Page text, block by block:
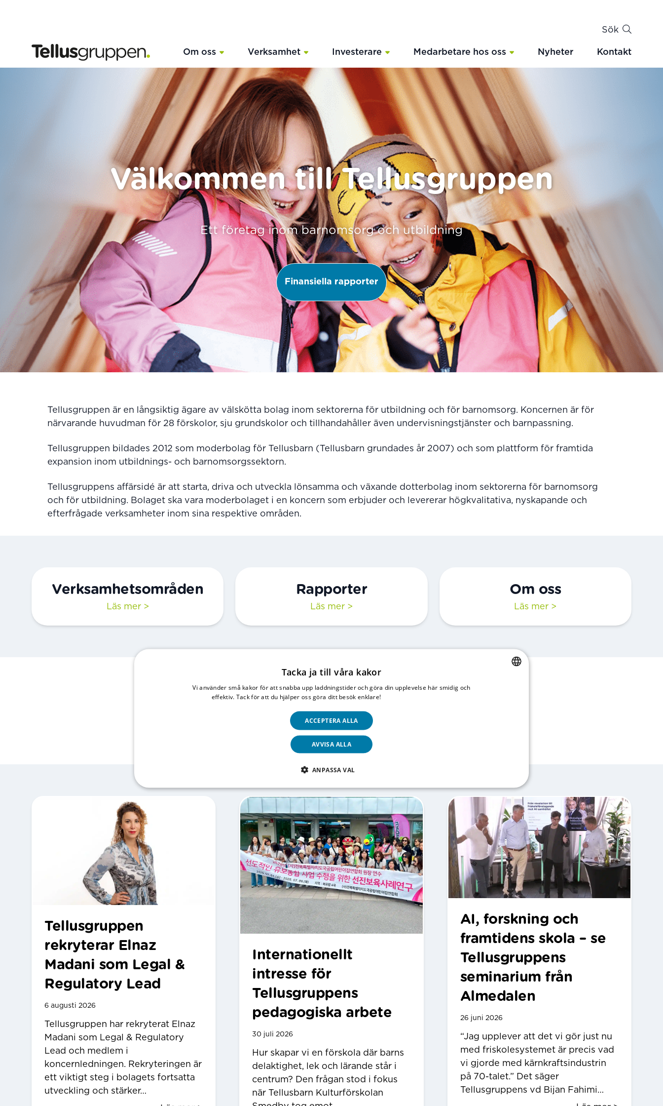
Sök
Hoppa till innehåll
Tellusgruppen Om oss Verksamhet Investerare Medarbetare hos oss Nyheter Kontakt
Välkommen till Tellusgruppen
Ett företag inom barnomsorg och utbildning
Finansiella rapporter
Tellusgruppen är en långsiktig ägare av välskötta bolag inom sektorerna för utbildning och för barnomsorg. Koncernen är för
närvarande huvudman för 28 förskolor, sju grundskolor och tillhandahåller även undervisningstjänster och barnpassning.
Tellusgruppen bildades 2012 som moderbolag för Tellusbarn (Tellusbarn grundades år 2007) och som plattform för framtida
expansion inom utbildnings- och barnomsorgssektorn.
Tellusgruppens affärsidé är att starta, driva och utveckla lönsamma och växande dotterbolag inom sektorerna för barnomsorg
och för utbildning. Bolaget ska vara moderbolaget i en koncern som erbjuder och levererar högkvalitativa, nyskapande och
efterfrågade verksamheter inom sina respektive områden.
Verksamhets­områden
Läs mer >
Rapporter
Läs mer >
Om oss
Läs mer >
Nyckeltal
Tellusgruppen
rekryterar Elnaz
Madani som Legal &
Regulatory Lead
6 augusti 2026
Tellusgruppen har rekryterat Elnaz
Madani som Legal & Regulatory
Lead och medlem i
koncernledningen. Rekryteringen är
ett viktigt steg i bolagets fortsatta
utveckling och stärker…
Internationellt
intresse för
Tellusgruppens
pedagogiska arbete
30 juli 2026
Hur skapar vi en förskola där barns
delaktighet, lek och lärande står i
centrum? Den frågan stod i fokus
när Tellusbarn Kulturförskolan
AI, forskning och
framtidens skola – se
Tellusgruppens
seminarium från
Almedalen
26 juni 2026
“Jag upplever att det vi gör just nu
med friskolesystemet är precis vad
vi gjorde med kärnkraftsindustrin
på 70-talet.” Det säger
Tellusgruppens vd Bijan Fahimi…
Tacka ja till våra kakor
Vi använder små kakor för att snabba upp laddningstider och göra din upplevelse här smidig och
effektiv. Tack för att du hjälper oss göra ditt besök enklare!
ACCEPTERA ALLA
AVVISA ALLA
ANPASSA VAL